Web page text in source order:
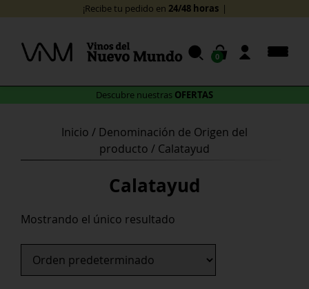
content
Descubre nuestras OFERTAS
¡Recibe tu pedido en 24/48 horas!
0
Inicio / Denominación de Origen del
producto / Calatayud
Calatayud
Mostrando el único resultado